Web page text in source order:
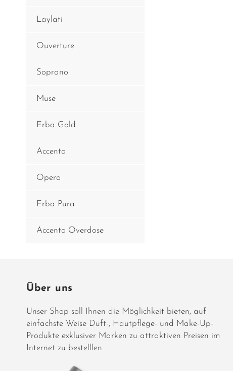
Laylati
Ouverture
Soprano
Muse
Erba Gold
Accento
Opera
Erba Pura
Accento Overdose
Über uns
Unser Shop soll Ihnen die Möglichkeit bieten, auf
einfachste Weise Duft-, Hautpflege- und Make-Up-
Produkte exklusiver Marken zu attraktiven Preisen im
Internet zu bestelllen.